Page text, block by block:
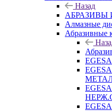
Назад
Алмазные
Абразивные